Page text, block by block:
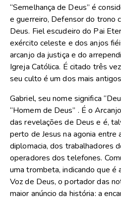
“Semelhança de Deus” é
e guerreiro, Defensor do trono
Deus. Fiel escudeiro do Pai
exército celeste e dos anjos
arcanjo da justiça e do
Igreja Católica. É citado três
seu culto é um dos mais
Gabriel, seu nome significa
“Homem de Deus” . É o
das revelações de Deus e é,
perto de Jesus na agonia entre
diplomacia, dos trabalhadores
operadores dos telefones.
uma trombeta, indicando que é
Voz de Deus, o portador das
maior anúncio da história: a